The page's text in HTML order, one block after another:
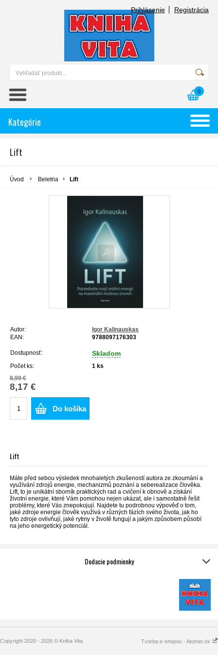
Prihlásenie Registrácia
0
Kategórie
Lift
Úvod Beletria Lift
Autor:
Igor Kalinauskas
EAN:
9788097176303
Dostupnosť: Skladom
Počet ks: 1 ks
8,99 €
8,17 €
Do košíka
Lift
Máte před sebou výsledek mnohaletých zkušeností autora ze zkoumání a
využívání zdrojů energie, mechanizmů poznání a seberealizace člověka.
Lift, to je unikátní sborník praktických rad a cvičení k obnově a získání
životní energie, které Vám pomohou nejen ukázat, ale i samostatně řešit
problémy, které Vás znepokojují. Najdete tu podrobnou výpověď o tom,
jaké zdroje energie člověk využívá v různých fázích svého života, jak ho
tyto zdroje ovlivňují, jaké rytmy v životě fungují a jakým způsobem působí
na jeho energetický potenciál.
Dodacie podmienky
Copyright 2020 - 2026 © Kniha Vita Tvorba e-shopov - Atomer.sk